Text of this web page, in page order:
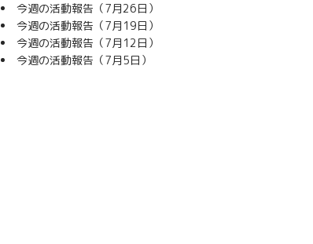
今週の活動報告（7月26日）
今週の活動報告（7月19日）
今週の活動報告（7月12日）
今週の活動報告（7月5日）